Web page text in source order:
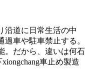
沿道に日常生活の中
車や駐車禁止する。
。だから、違いは何石
車止め製造